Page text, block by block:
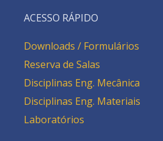
ACESSO RÁPIDO
Downloads / Formulários
Reserva de Salas
Disciplinas Eng. Mecânica
Disciplinas Eng. Materiais
Laboratórios